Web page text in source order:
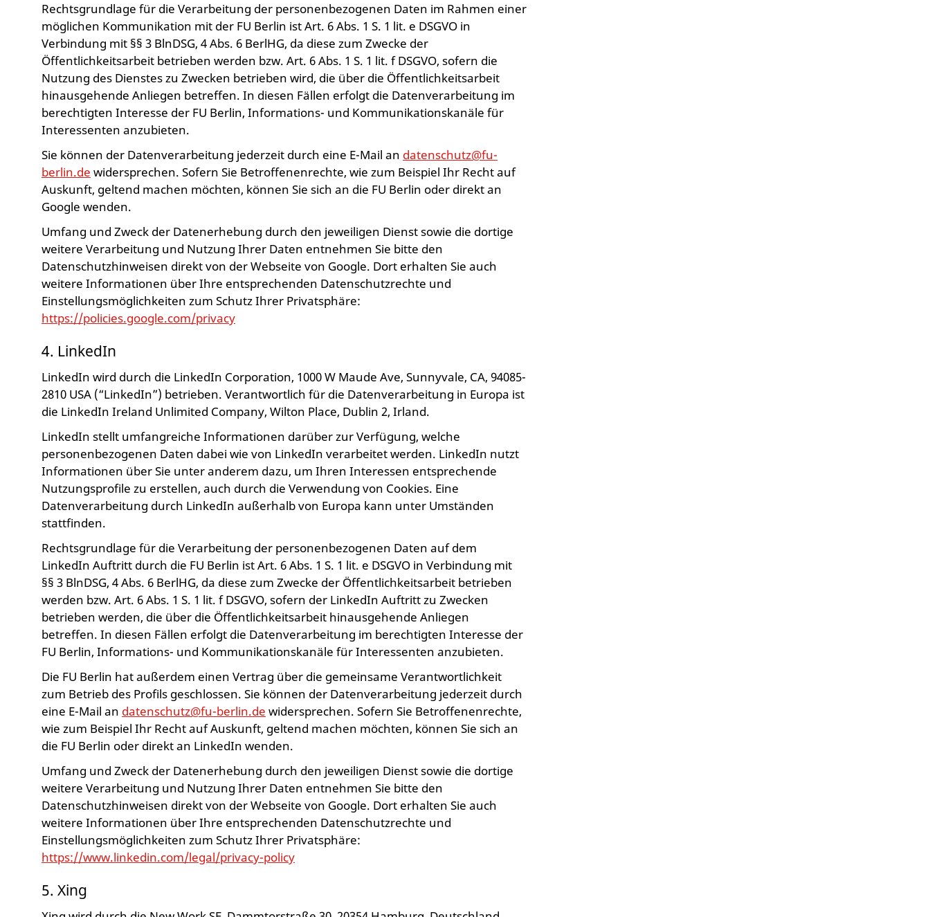
Rechtsgrundlage für die Verarbeitung der personenbezogenen Daten im Rahmen einer
möglichen Kommunikation mit der FU Berlin ist Art. 6 Abs. 1 S. 1 lit. e DSGVO in
Verbindung mit §§ 3 BlnDSG, 4 Abs. 6 BerlHG, da diese zum Zwecke der
Öffentlichkeitsarbeit betrieben werden bzw. Art. 6 Abs. 1 S. 1 lit. f DSGVO, sofern die
Nutzung des Dienstes zu Zwecken betrieben wird, die über die Öffentlichkeitsarbeit
hinausgehende Anliegen betreffen. In diesen Fällen erfolgt die Datenverarbeitung im
berechtigten Interesse der FU Berlin, Informations- und Kommunikationskanäle für
Interessenten anzubieten.
Sie können der Datenverarbeitung jederzeit durch eine E-Mail an datenschutz@fu-
berlin.de widersprechen. Sofern Sie Betroffenenrechte, wie zum Beispiel Ihr Recht auf
Auskunft, geltend machen möchten, können Sie sich an die FU Berlin oder direkt an
Google wenden.
Umfang und Zweck der Datenerhebung durch den jeweiligen Dienst sowie die dortige
weitere Verarbeitung und Nutzung Ihrer Daten entnehmen Sie bitte den
Datenschutzhinweisen direkt von der Webseite von Google. Dort erhalten Sie auch
weitere Informationen über Ihre entsprechenden Datenschutzrechte und
Einstellungsmöglichkeiten zum Schutz Ihrer Privatsphäre:
https://policies.google.com/privacy
4. LinkedIn
LinkedIn wird durch die LinkedIn Corporation, 1000 W Maude Ave, Sunnyvale, CA, 94085-
2810 USA (“LinkedIn”) betrieben. Verantwortlich für die Datenverarbeitung in Europa ist
die LinkedIn Ireland Unlimited Company, Wilton Place, Dublin 2, Irland.
LinkedIn stellt umfangreiche Informationen darüber zur Verfügung, welche
personenbezogenen Daten dabei wie von LinkedIn verarbeitet werden. LinkedIn nutzt
Informationen über Sie unter anderem dazu, um Ihren Interessen entsprechende
Nutzungsprofile zu erstellen, auch durch die Verwendung von Cookies. Eine
Datenverarbeitung durch LinkedIn außerhalb von Europa kann unter Umständen
stattfinden.
Rechtsgrundlage für die Verarbeitung der personenbezogenen Daten auf dem
LinkedIn Auftritt durch die FU Berlin ist Art. 6 Abs. 1 S. 1 lit. e DSGVO in Verbindung mit
§§ 3 BlnDSG, 4 Abs. 6 BerlHG, da diese zum Zwecke der Öffentlichkeitsarbeit betrieben
werden bzw. Art. 6 Abs. 1 S. 1 lit. f DSGVO, sofern der LinkedIn Auftritt zu Zwecken
betrieben werden, die über die Öffentlichkeitsarbeit hinausgehende Anliegen
betreffen. In diesen Fällen erfolgt die Datenverarbeitung im berechtigten Interesse der
FU Berlin, Informations- und Kommunikationskanäle für Interessenten anzubieten.
Die FU Berlin hat außerdem einen Vertrag über die gemeinsame Verantwortlichkeit
zum Betrieb des Profils geschlossen. Sie können der Datenverarbeitung jederzeit durch
eine E-Mail an datenschutz@fu-berlin.de widersprechen. Sofern Sie Betroffenenrechte,
wie zum Beispiel Ihr Recht auf Auskunft, geltend machen möchten, können Sie sich an
die FU Berlin oder direkt an LinkedIn wenden.
Umfang und Zweck der Datenerhebung durch den jeweiligen Dienst sowie die dortige
weitere Verarbeitung und Nutzung Ihrer Daten entnehmen Sie bitte den
Datenschutzhinweisen direkt von der Webseite von Google. Dort erhalten Sie auch
weitere Informationen über Ihre entsprechenden Datenschutzrechte und
Einstellungsmöglichkeiten zum Schutz Ihrer Privatsphäre:
https://www.linkedin.com/legal/privacy-policy
5. Xing